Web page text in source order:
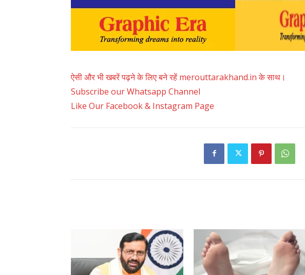
ऐसी और भी खबरें पढ़ने के लिए बने रहें merouttarakhand.in के साथ।
Subscribe our Whatsapp Channel
Like Our Facebook & Instagram Page